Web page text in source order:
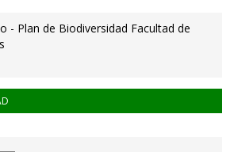
- Plan de Biodiversidad Facultad de